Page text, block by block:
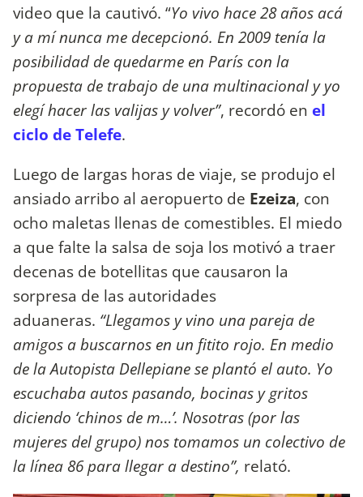
video que la cautivó. “Yo vivo hace 28 años acá
y a mí nunca me decepcionó. En 2009 tenía la
posibilidad de quedarme en París con la
propuesta de trabajo de una multinacional y yo
elegí hacer las valijas y volver”, recordó en el
ciclo de Telefe.
Luego de largas horas de viaje, se produjo el
ansiado arribo al aeropuerto de Ezeiza, con
ocho maletas llenas de comestibles. El miedo
a que falte la salsa de soja los motivó a traer
decenas de botellitas que causaron la
sorpresa de las autoridades
aduaneras. “Llegamos y vino una pareja de
amigos a buscarnos en un fitito rojo. En medio
de la Autopista Dellepiane se plantó el auto. Yo
escuchaba autos pasando, bocinas y gritos
diciendo ‘chinos de m…’. Nosotras (por las
mujeres del grupo) nos tomamos un colectivo de
la línea 86 para llegar a destino”, relató.